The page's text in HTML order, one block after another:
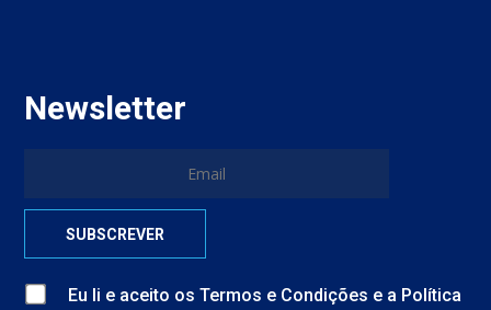
Newsletter
Eu li e aceito osTermos e Condições e a Política